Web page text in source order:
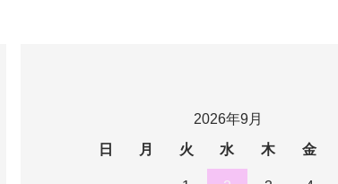
2026年9月
日
月 火 水 木 金